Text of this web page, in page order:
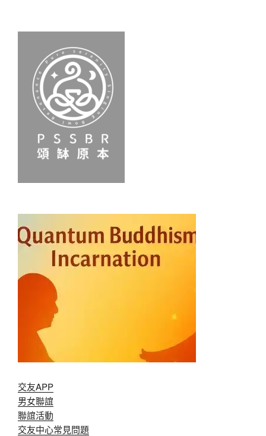
交友APP
男女聯誼
聯誼活動
交友中心常見問題